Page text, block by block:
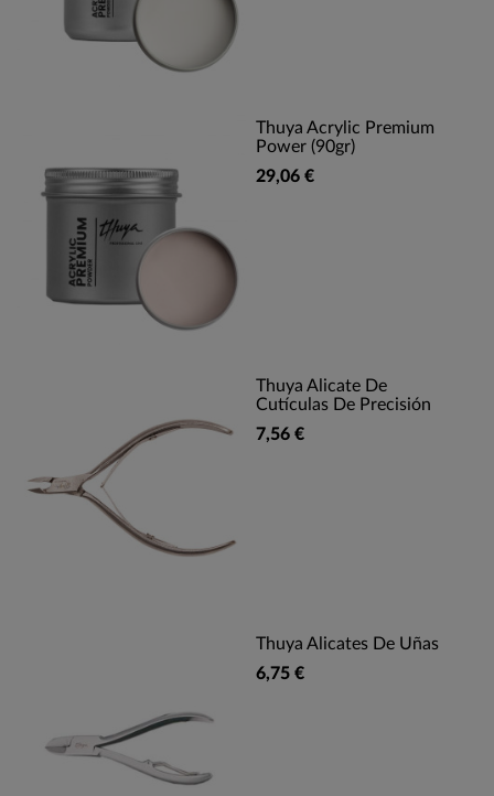
Thuya Acrylic Premium
Power (90gr)
29,06 €
Thuya Alicate De
Cutículas De Precisión
7,56 €
Thuya Alicates De Uñas
6,75 €